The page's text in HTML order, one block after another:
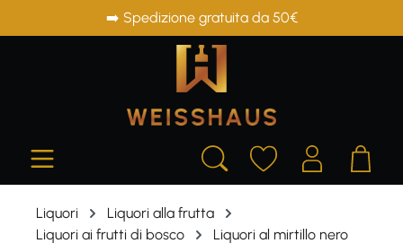
➡️ Spedizione gratuita da 50€
Liquori
Liquori alla frutta
Liquori ai frutti di bosco
Liquori al mirtillo nero